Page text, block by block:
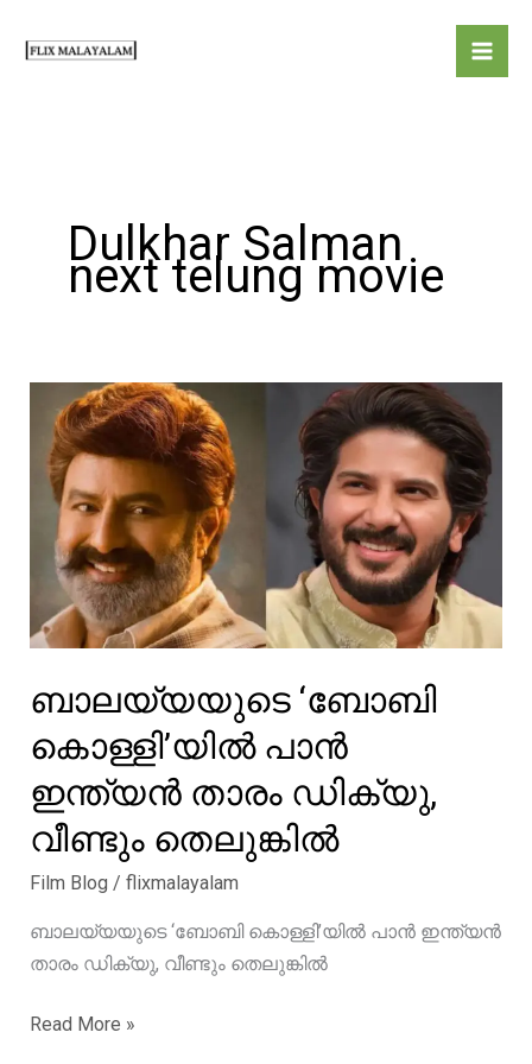
Dulkhar Salman
next telung movie
ബാലയ്യയുടെ ‘ബോബി
കൊള്ളി’യിൽ പാൻ
ഇന്ത്യൻ താരം ഡിക്യു,
വീണ്ടും തെലുങ്കിൽ
Film Blog / flixmalayalam
ബാലയ്യയുടെ ‘ബോബി കൊള്ളി’യിൽ പാൻ ഇന്ത്യൻ
താരം ഡിക്യു, വീണ്ടും തെലുങ്കിൽ
ബാലയ്യയുടെ
Read More »